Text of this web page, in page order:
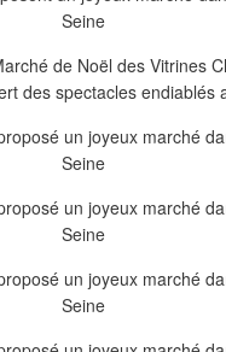
de Noël des Vitrines
des spectacles endiablés